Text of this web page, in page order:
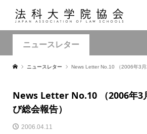
ニュースレター
ニュースレター News Letter No.10 （2006年3月
News Letter No.10 （2006年3
び総会報告）
2006.04.11